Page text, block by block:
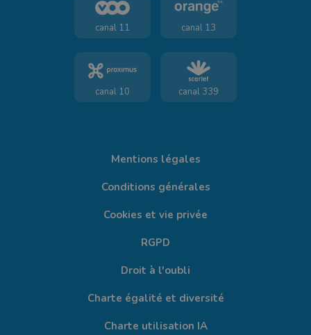
canal 11 canal 13
canal 10 canal 339
Mentions légales
Conditions générales
Cookies et vie privée
RGPD
Droit à l'oubli
Charte égalité et diversité
Charte utilisation IA